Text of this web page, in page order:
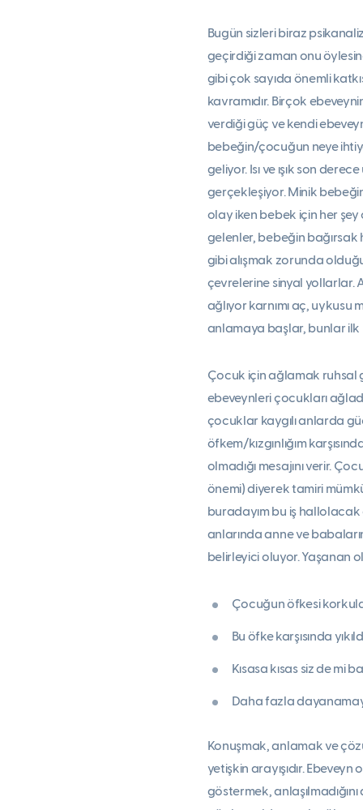
Bugün sizleri biraz
geçirdiği zaman onu
gibi çok sayıda önemli
kavramıdır. Birçok
verdiği güç ve kendi
bebeğin/çocuğun neye
geliyor. Isı ve ışık son
gerçekleşiyor. Minik
olay iken bebek için her
gelenler, bebeğin bağırsak
gibi alışmak zorunda
çevrelerine sinyal yollarlar.
ağlıyor karnımı aç, uykusu
anlamaya başlar, bunlar ilk
Çocuk için ağlamak ruhsal
ebeveynleri çocukları
çocuklar kaygılı anlarda
öfkem/kızgınlığım
olmadığı mesajını verir.
önemi) diyerek tamiri
buradayım bu iş hallolacak
anlarında anne ve
belirleyici oluyor. Yaşanan
Çocuğun öfkesi
Bu öfke karşısında
Kısasa kısas siz de mi
Daha fazla
Konuşmak, anlamak ve
yetişkin arayışıdır.
göstermek,